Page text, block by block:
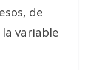
de
variable